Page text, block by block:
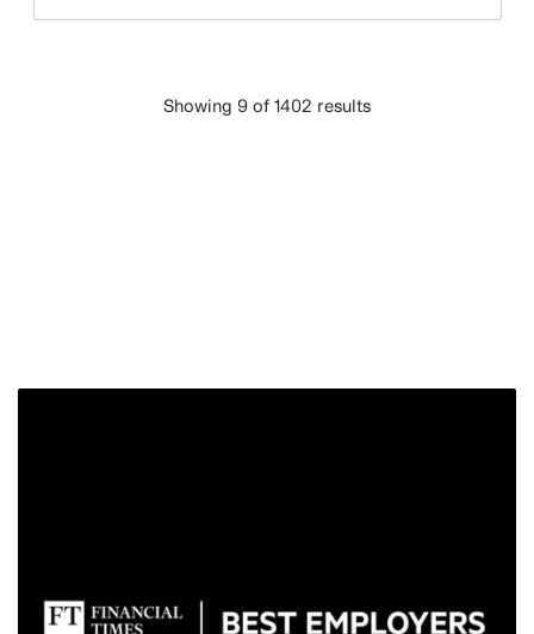
Showing 9 of 1402 results